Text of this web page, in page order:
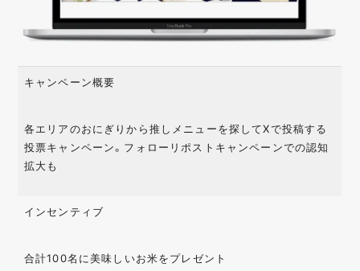
キャンペーン概要
各エリアのおにぎりから推しメニューを探してXで投稿する
投票キャンペーン。フォローリポストキャンペーンでの認知
拡大も
インセンティブ
合計100名に美味しいお米をプレゼント